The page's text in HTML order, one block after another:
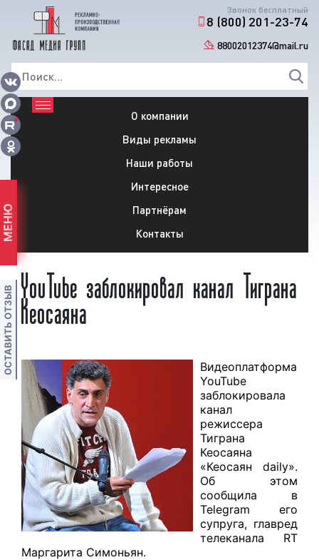
Звонок бесплатный
8 (800) 201-23-74
88002012374@mail.ru
О компании
Виды рекламы
Наши работы
Интересное
Партнёрам
Контакты
YouTube заблокировал канал Тиграна
Кеосаяна
Видеоплатформа
YouTube
заблокировала
канал
режиссера
Тиграна
Кеосаяна
«Кеосаян daily».
Об этом
сообщила в
Telegram его
супруга, главред
телеканала RT
Маргарита Симоньян.
МЕНЮ
ОСТАВИТЬ ОТЗЫВ